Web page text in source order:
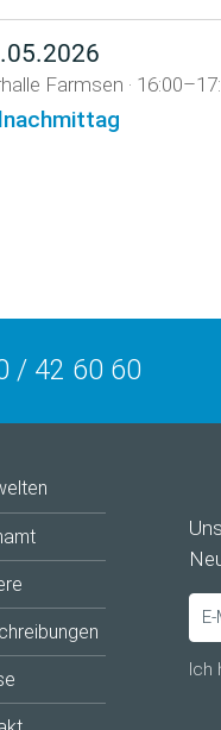
Farmsen ·
/ 42 60 60
Ich